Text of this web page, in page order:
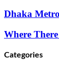
Dhaka
Where
Categories